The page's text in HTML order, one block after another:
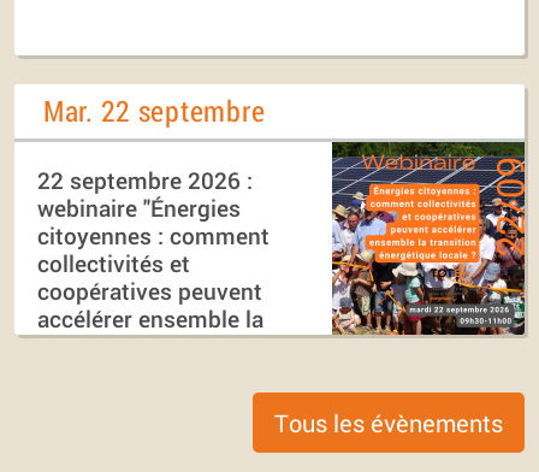
Mar. 22 septembre
22 septembre 2026 :
webinaire "Énergies
citoyennes : comment
collectivités et
coopératives peuvent
accélérer ensemble la
transition énergétique
Tous les évènements